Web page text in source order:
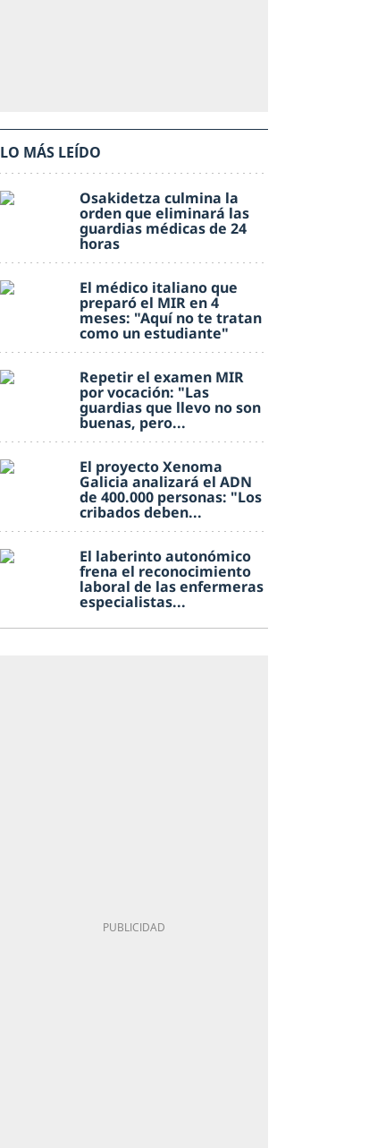
LO MÁS LEÍDO
Osakidetza culmina la
orden que eliminará las
guardias médicas de 24
horas
El médico italiano que
preparó el MIR en 4
meses: "Aquí no te tratan
como un estudiante"
Repetir el examen MIR
por vocación: "Las
guardias que llevo no son
buenas, pero...
El proyecto Xenoma
Galicia analizará el ADN
de 400.000 personas: "Los
cribados deben...
El laberinto autonómico
frena el reconocimiento
laboral de las enfermeras
especialistas...